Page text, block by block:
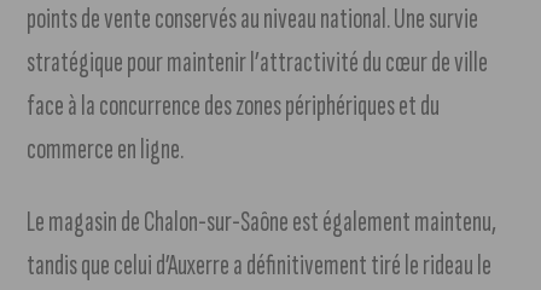
points de vente conservés au niveau national. Une survie
stratégique pour maintenir l’attractivité du cœur de ville
face à la concurrence des zones périphériques et du
commerce en ligne.
Le magasin de Chalon-sur-Saône est également maintenu,
tandis que celui d’Auxerre a définitivement tiré le rideau le